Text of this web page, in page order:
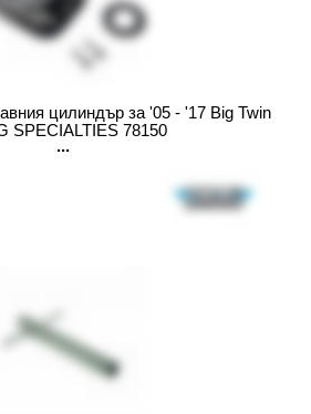
цилиндър за '05 - '17 Big Twin
SPECIALTIES 78150